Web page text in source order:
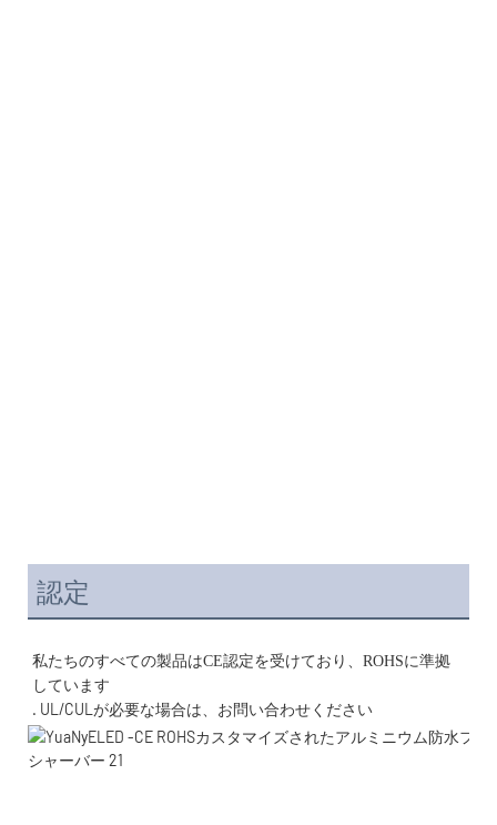
認定
私たちのすべての製品はCE認定を受けており、ROHSに準拠
. UL/CULが必要な場合は、お問い合わせください